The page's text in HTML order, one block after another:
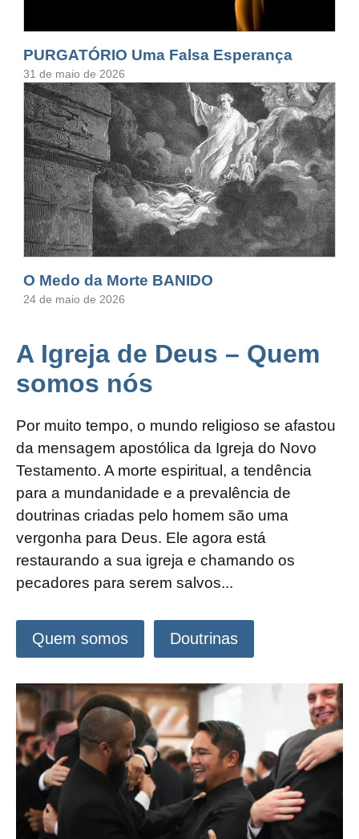
PURGATÓRIO Uma Falsa Esperança
31 de maio de 2026
O Medo da Morte BANIDO
24 de maio de 2026
A Igreja de Deus – Quem
somos nós
Por muito tempo, o mundo religioso se afastou
da mensagem apostólica da Igreja do Novo
Testamento. A morte espiritual, a tendência
para a mundanidade e a prevalência de
doutrinas criadas pelo homem são uma
vergonha para Deus. Ele agora está
restaurando a sua igreja e chamando os
pecadores para serem salvos...
Quem somos Doutrinas